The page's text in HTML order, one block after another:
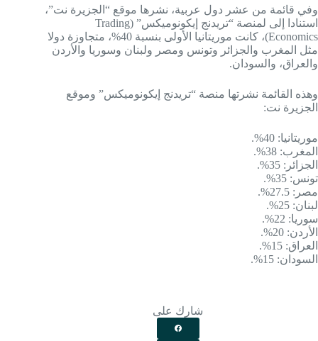
وفي قائمة من عشر دول عربية، نشرها موقع “الجزيرة نت”،
استنادا إلى لمنصة “تريدنج إيكونوميكس” (Trading
Economics)، كانت موريتانيا الأولى بنسبة 40%، متجاوزة دولا
مثل المغرب والجزائر وتونس ومصر ولبنان وسوريا والأردن
والعراق، والسودان.
وهذه القائمة نشرتها منصة “تريدنج إيكونوميكس” وموقع
الجزيرة نت:
موريتانيا: 40%.
المغرب: 38%.
الجزائر: 35%.
تونس: 35%.
مصر: 27.5%.
لبنان: 25%.
سوريا: 22%.
الأردن: 20%.
العراق: 15%.
السودان: 15%.
شارك على